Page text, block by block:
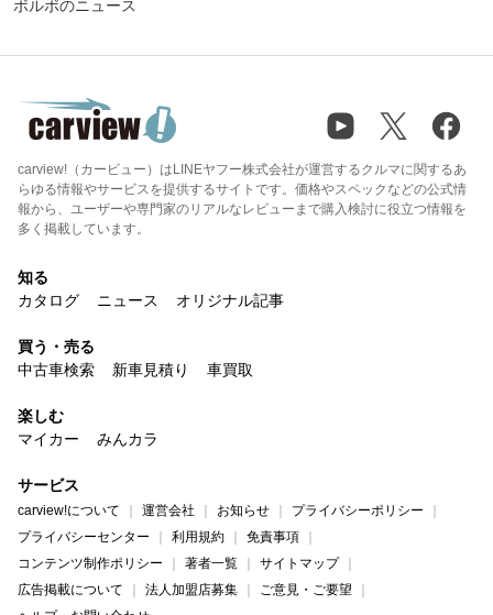
ボルボのニュース
carview!（カービュー）はLINEヤフー株式会社が運営するクルマに関するあ
らゆる情報やサービスを提供するサイトです。価格やスペックなどの公式情
報から、ユーザーや専門家のリアルなレビューまで購入検討に役立つ情報を
多く掲載しています。
知る
カタログ
ニュース オリジナル記事
買う・売る
中古車検索
新車見積り 車買取
楽しむ
マイカー
みんカラ
サービス
carview!について 運営会社 お知らせ
プライバシーポリシー
プライバシーセンター
利用規約
免責事項
コンテンツ制作ポリシー
著者一覧
サイトマップ
広告掲載について
法人加盟店募集
ご意見・ご要望